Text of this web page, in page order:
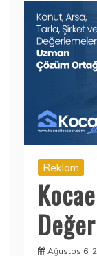
Reklam
Ağustos 6,